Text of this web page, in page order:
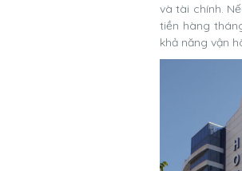
và tài chính.
tiền hàng
khả năng vận